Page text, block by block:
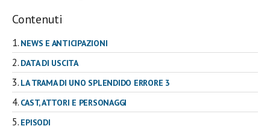
Contenuti
NEWS E ANTICIPAZIONI
DATA DI USCITA
LA TRAMA DI UNO SPLENDIDO ERRORE 3
CAST, ATTORI E PERSONAGGI
EPISODI